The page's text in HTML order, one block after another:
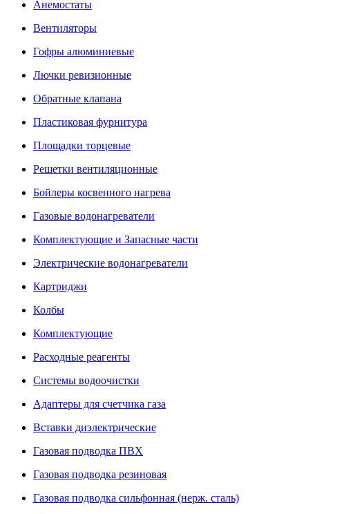
Анемостаты
Вентиляторы
Гофры алюминиевые
Лючки ревизионные
Обратные клапана
Пластиковая фурнитура
Площадки торцевые
Решетки вентиляционные
Бойлеры косвенного нагрева
Газовые водонагреватели
Комплектующие и Запасные части
Электрические водонагреватели
Картриджи
Колбы
Комплектующие
Расходные реагенты
Системы водоочистки
Адаптеры для счетчика газа
Вставки диэлектрические
Газовая подводка ПВХ
Газовая подводка резиновая
Газовая подводка сильфонная (нерж. сталь)